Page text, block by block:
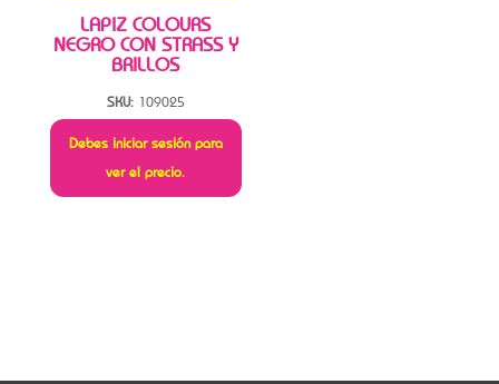
LAPIZ COLOURS
NEGRO CON STRASS Y
BRILLOS
SKU: 109025
Debes iniciar sesión para
ver el precio.